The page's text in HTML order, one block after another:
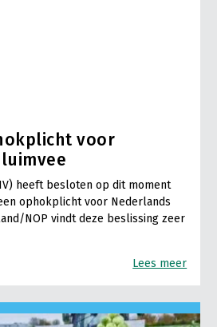
voor
heeft besloten op dit moment
ophokplicht voor Nederlands
NOP vindt deze beslissing zeer
Lees meer